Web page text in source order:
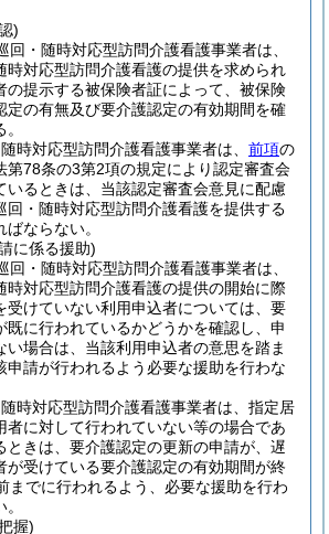
)
回・随時対応型訪問介護看護事業者は、
時対応型訪問介護看護の提供を求められ
の提示する被保険者証によって、被保険
定の有無及び要介護認定の有効期間を確
時対応型訪問介護看護事業者は、 前項の
第78条の3第2項の規定により認定審査会
いるときは、当該認定審査会意見に配慮
回・随時対応型訪問介護看護を提供する
ならない。
に係る援助)
回・随時対応型訪問介護看護事業者は、
時対応型訪問介護看護の提供の開始に際
受けていない利用申込者については、要
既に行われているかどうかを確認し、申
い場合は、当該利用申込者の意思を踏ま
申請が行われるよう必要な援助を行わな
時対応型訪問介護看護事業者は、指定居
者に対して行われていない等の場合であ
ときは、要介護認定の更新の申請が、遅
が受けている要介護認定の有効期間が終
までに行われるよう、必要な援助を行わ
握)